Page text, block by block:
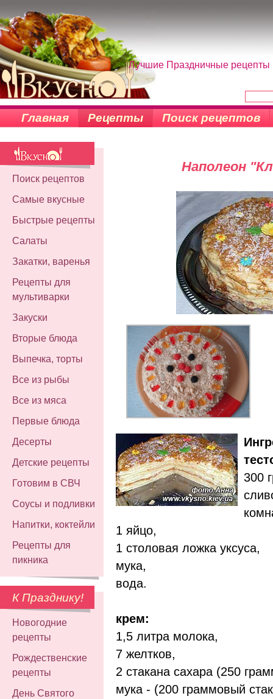
Лучшие Праздничные рецепты
Главная Рецепты Поиск рецептов
Поиск рецептов
Самые вкусные
Быстрые рецепты
Салаты
Закатки, варенья
Рецепты для
мультиварки
Закуски
Вторые блюда
Выпечка, торты
Все из рыбы
Все из мяса
Первые блюда
Десерты
Детские рецепты
Готовим в СВЧ
Соусы и подливки
Напитки, коктейли
Рецепты для
пикника
К Празднику!
Новогодние
рецепты
Рождественские
рецепты
День Святого
Наполеон
300
1 яйцо,
1 столовая ложка уксуса,
мука,
вода.
крем:
1,5 литра молока,
7 желтков,
2 стакана сахара (250
мука - (200 граммовый